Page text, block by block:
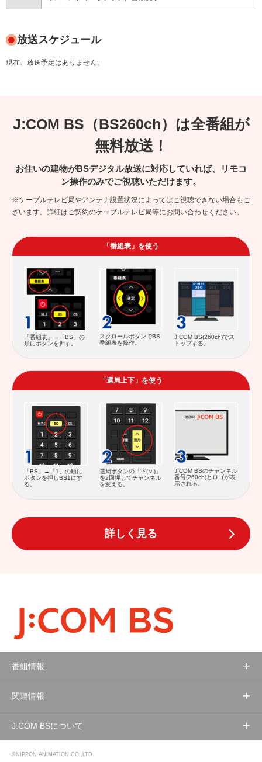
放送スケジュール
現在、放送予定はありません。
J:COM BS（BS260ch）は全番組が
無料放送！
お住いの建物がBSデジタル放送に対応していれば、リモコ
ン操作のみでご視聴いただけます。
※ケーブルテレビ局やアンテナ設置状況によってはご視聴できない場合もご
ざいます。詳細はご契約のケーブルテレビ局等にお問い合わせください。
「番組表」を使う
「番組表」→「BS」の
順にボタンを押す。
スクロールボタンでBS
番組表を操作。
J:COM BS(260ch)でス
トップする。
「選局上下」を使う
「BS」→「1」の順に
ボタンを押しBS1にす
る。
選局ボタンの「下(
)」
を2回押してチャンネル
を変える。
J:COM BSのチャンネル
番号(260ch)とロゴが表
示される。
詳しく見る
番組情報
関連情報
J:COM BSについて
©NIPPON ANIMATION CO.,LTD.